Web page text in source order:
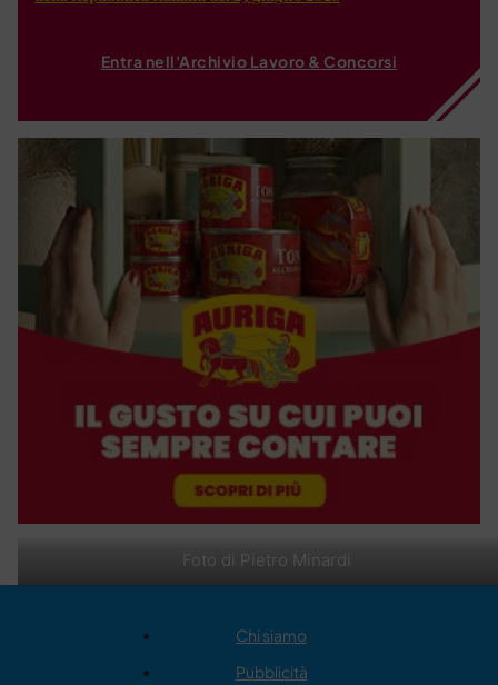
Foto di Pietro Minardi
Entra nell'Archivio Lavoro & Concorsi
Chi siamo
Pubblicità